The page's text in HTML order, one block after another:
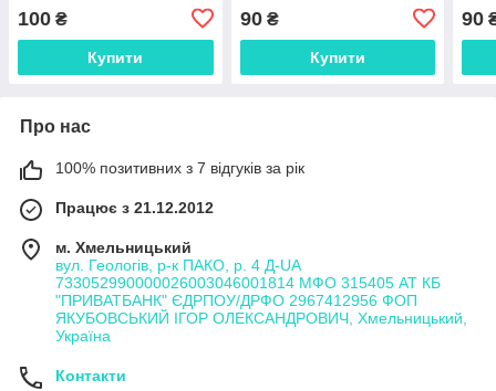
100 ₴
Купити
90₴
Купити
90
Про нас
100% позитивних з 7 відгуків за рік
Працює з 21.12.2012
м. Хмельницький
вул. Геологів, р-к ПАКО, р. 4 Д-UA
733052990000026003046001814 МФО 315405 АТ КБ
"ПРИВАТБАНК" ЄДРПОУ/ДРФО 2967412956 ФОП
ЯКУБОВСЬКИЙ ІГОР ОЛЕКСАНДРОВИЧ, Хмельницький,
Україна
Контакти